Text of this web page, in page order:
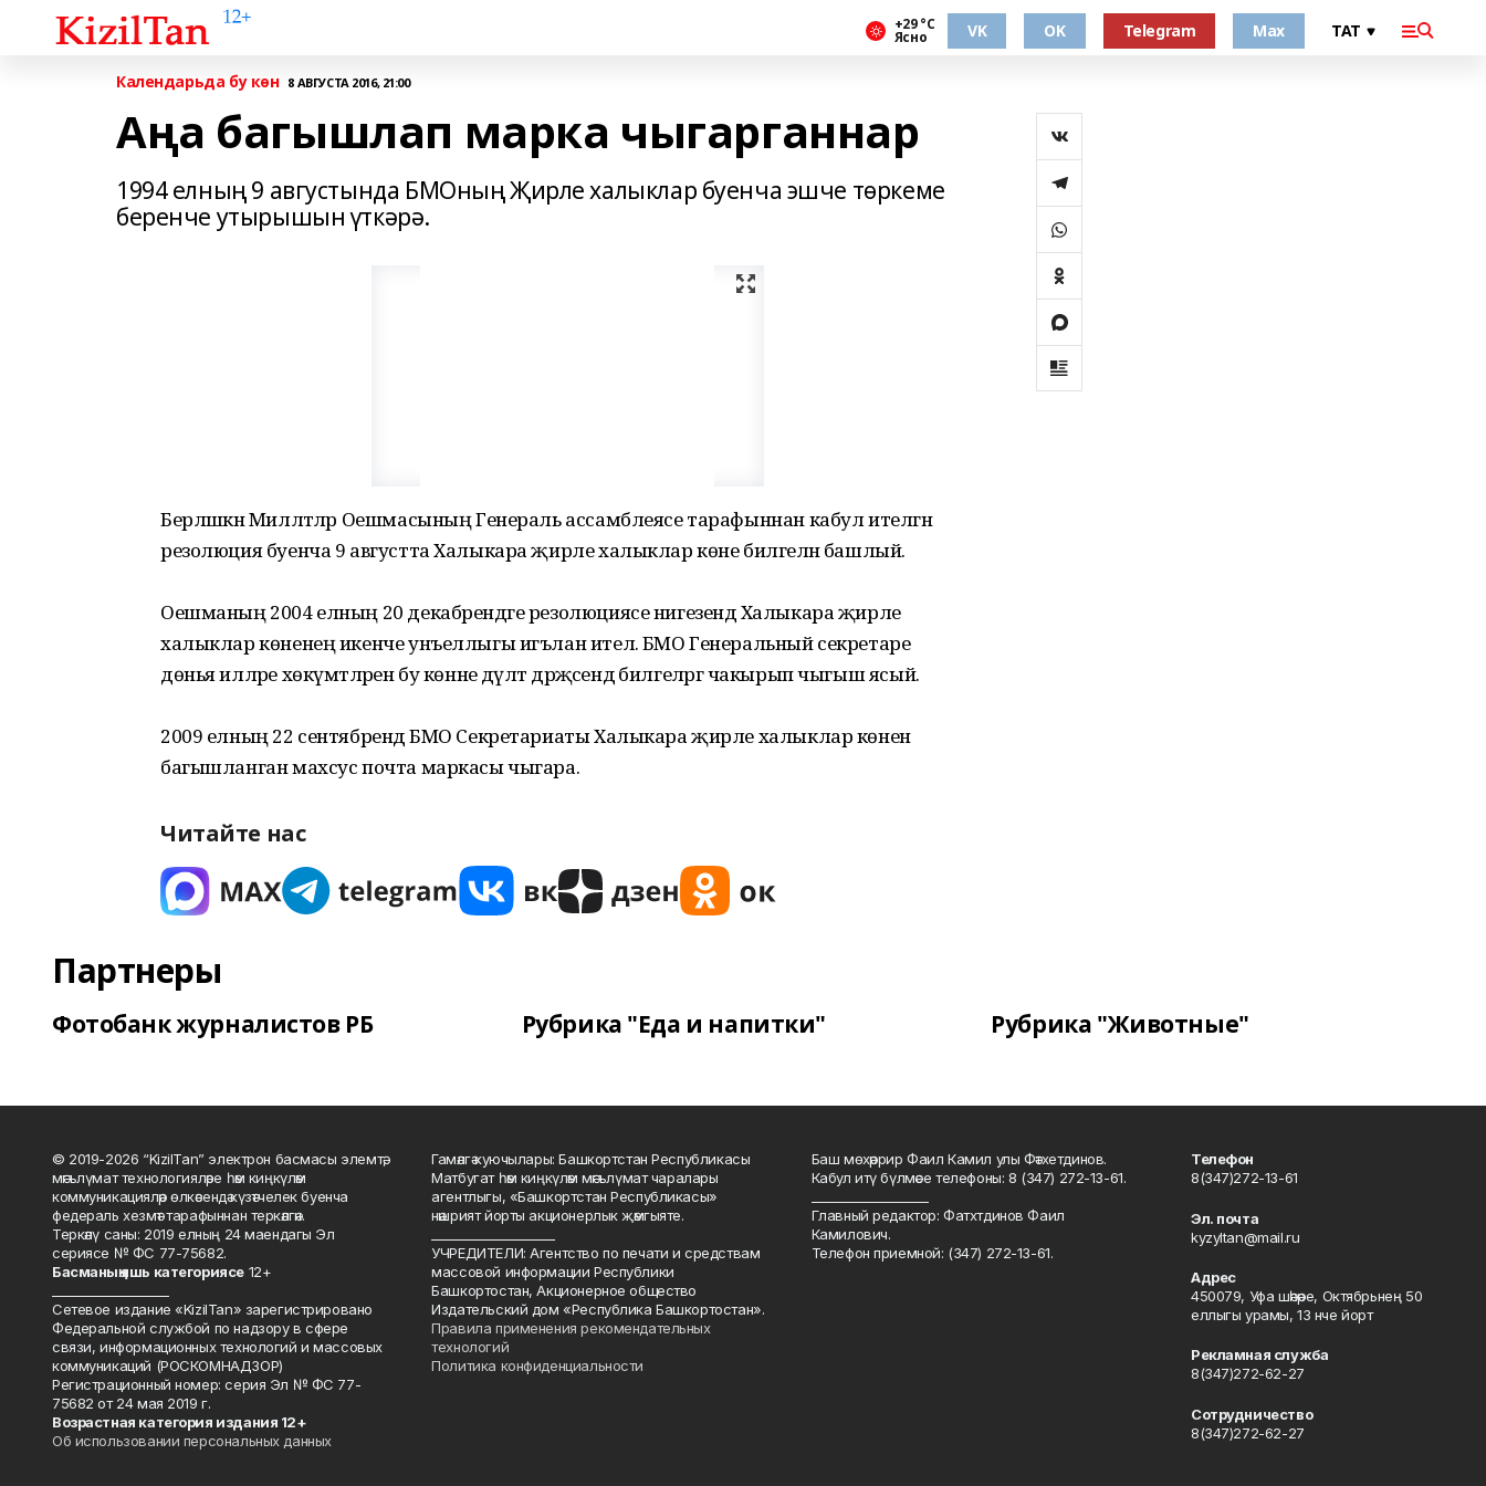
+29 °С
Ясно VK OK Telegram Max
Календарьда бу көн 8 АВГУСТА 2016, 21:00
Аңа багышлап марка чыгарганнар
1994 елның 9 августында БМОның Җирле халыклар буенча эшче төркеме
беренче утырышын үткәрә.
Берләшкән Милләтләр Оешмасының Генераль ассамблеясе тарафыннан кабул ителгән
резолюция буенча 9 августта Халыкара җирле халыклар көне билгеләнә башлый.
Оешманың 2004 елның 20 декабрендәге резолюциясе нигезендә Халыкара җирле
халыклар көненең икенче унъеллыгы игълан ителә. БМО Генеральный секретаре
дөнья илләре хөкүмәтләрен бу көнне дәүләт дәрәҗәсендә билгеләргә чакырып чыгыш ясый.
2009 елның 22 сентябрендә БМО Секретариаты Халыкара җирле халыклар көненә
багышланган махсус почта маркасы чыгара.
Читайте нас
Партнеры
Фотобанк журналистов РБ Рубрика "Еда и напитки" Рубрика "Животные"
© 2019-2026 “KizilTan” электрон басмасы элемтә,
мәгълүмат технологияләре һәм киңкүләм
коммуникацияләр өлкәсендә күзәтчелек буенча
федераль хезмәт тарафыннан теркәлгән.
Теркәлү саны: 2019 елның 24 маендагы Эл
сериясе № ФС 77-75682.
Басманың яшь категориясе12+
Сетевое издание «KizilTan» зарегистрировано
Федеральной службой по надзору в сфере
связи, информационных технологий и массовых
коммуникаций (РОСКОМНАДЗОР)
Регистрационный номер: серия Эл № ФС 77-
75682 от 24 мая 2019 г.
Возрастная категория издания 12+
Об использовании персональных данных
Гамәлгә куючылары: Башкортстан Республикасы
Матбугат һәм киңкүләм мәгълүмат чаралары
агентлыгы, «Башкортстан Республикасы»
нәшрият йорты акционерлык җәмгыяте.
УЧРЕДИТЕЛИ: Агентство по печати и средствам
массовой информации Республики
Башкортостан, Акционерное общество
Издательский дом «Республика Башкортостан».
Правила применения рекомендательных
технологий
Политика конфиденциальности
Баш мөхәррир Фаил Камил улы Фәтхетдинов.
Кабул итү бүлмәсе телефоны: 8 (347) 272-13-61.
Главный редактор: Фатхтдинов Фаил
Камилович.
Телефон приемной: (347) 272-13-61.
Телефон
8(347)272-13-61
Эл. почта
kyzyltan@mail.ru
Адрес
450079, Уфа шәһәре, Октябрьнең 50
еллыгы урамы, 13 нче йорт
Рекламная служба
8(347)272-62-27
Сотрудничество
8(347)272-62-27